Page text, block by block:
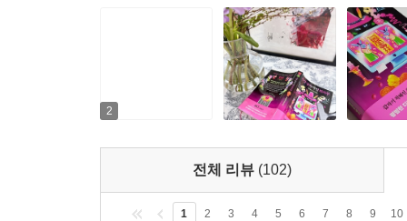
2
전체 리뷰 (102)
1 2 3 4 5 6 7 8 9 10